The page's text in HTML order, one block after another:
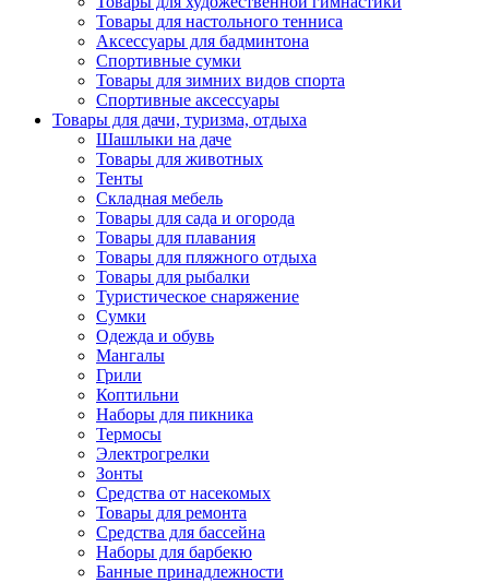
Товары для настольного тенниса
Аксессуары для бадминтона
Спортивные сумки
Товары для зимних видов спорта
Спортивные аксессуары
Товары для дачи, туризма, отдыха
Шашлыки на даче
Товары для животных
Тенты
Складная мебель
Товары для сада и огорода
Товары для плавания
Товары для пляжного отдыха
Товары для рыбалки
Туристическое снаряжение
Сумки
Одежда и обувь
Мангалы
Грили
Коптильни
Наборы для пикника
Термосы
Электрогрелки
Зонты
Средства от насекомых
Товары для ремонта
Средства для бассейна
Наборы для барбекю
Банные принадлежности